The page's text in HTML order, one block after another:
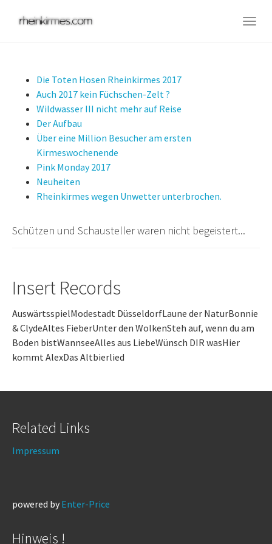
Die Toten Hosen Rheinkirmes 2017
Auch 2017 kein Füchschen-Zelt ?
Wildwasser III nicht mehr auf Reise
Der Aufbau
Über eine Million Besucher am ersten
Kirmeswochenende
Pink Monday 2017
Neuheiten
Rheinkirmes wegen Unwetter unterbrochen.
Schützen und Schausteller waren nicht begeistert...
Insert Records
AuswärtsspielModestadt DüsseldorfLaune der NaturBonnie
& ClydeAltes FieberUnter den WolkenSteh auf, wenn du am
Boden bistWannseeAlles aus LiebeWünsch DIR wasHier
kommt AlexDas Altbierlied
Related Links
Impressum
powered by Enter-Price
Hinweis !